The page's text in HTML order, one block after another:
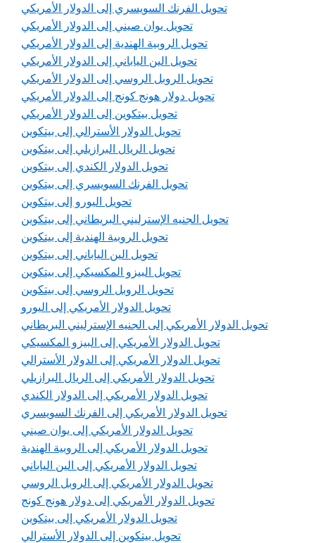
تحويل الفرنك السويسري إلى الدولار الأمريكي
تحويل يوان صيني إلى الدولار الأمريكي
تحويل الروبية الهندية إلى الدولار الأمريكي
تحويل الين الياباني إلى الدولار الأمريكي
تحويل الروبل الروسي إلى الدولار الأمريكي
تحويل دولار هونج كونج إلى الدولار الأمريكي
تحويل بيتكوين إلى الدولار الأمريكي
تحويل الدولار الأسترالي إلى بيتكوين
تحويل الريال البرازيلي إلى بيتكوين
تحويل الدولار الكندي إلى بيتكوين
تحويل الفرنك السويسري إلى بيتكوين
تحويل اليورو إلى بيتكوين
تحويل الجنيه الإسترليني البريطاني إلى بيتكوين
تحويل الروبية الهندية إلى بيتكوين
تحويل الين الياباني إلى بيتكوين
تحويل البيزو المكسيكي إلى بيتكوين
تحويل الروبل الروسي إلى بيتكوين
تحويل الدولار الأمريكي إلى اليورو
تحويل الدولار الأمريكي إلى الجنيه الإسترليني البريطاني
تحويل الدولار الأمريكي إلى البيزو المكسيكي
تحويل الدولار الأمريكي إلى الدولار الأسترالي
تحويل الدولار الأمريكي إلى الريال البرازيلي
تحويل الدولار الأمريكي إلى الدولار الكندي
تحويل الدولار الأمريكي إلى الفرنك السويسري
تحويل الدولار الأمريكي إلى يوان صيني
تحويل الدولار الأمريكي إلى الروبية الهندية
تحويل الدولار الأمريكي إلى الين الياباني
تحويل الدولار الأمريكي إلى الروبل الروسي
تحويل الدولار الأمريكي إلى دولار هونج كونج
تحويل الدولار الأمريكي إلى بيتكوين
تحويل بيتكوين إلى الدولار الأسترالي